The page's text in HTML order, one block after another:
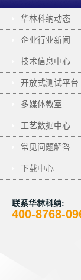
华林科纳动态
企业行业新闻
技术信息中心
开放式测试平台
多媒体教室
工艺数据中心
常见问题解答
下载中心
联系华林科纳:
400-8768-